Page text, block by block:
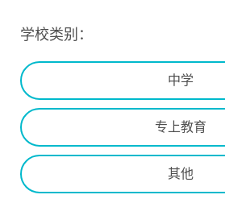
学校类别：
中学
专上教育
其他